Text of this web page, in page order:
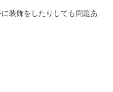
装飾をしたりしても問題あ